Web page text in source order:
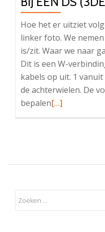
Hoe het er uitziet
linker foto. We
is/zit. Waar we naar
Dit is een W-
kabels op uit. 1
de achterwielen. De
bepalenRead
bediening
een
[…]